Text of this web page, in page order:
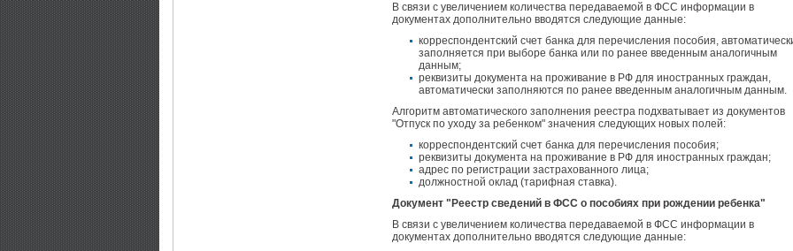
В связи с увеличением количества передаваемой в ФСС информации в
документах дополнительно вводятся следующие данные:
корреспондентский счет банка для перечисления пособия,
заполняется при выборе банка или по ранее введенным аналогичным
данным;
реквизиты документа на проживание в РФ для иностранных граждан,
автоматически заполняются по ранее введенным аналогичным данным.
Алгоритм автоматического заполнения реестра подхватывает из документов
"Отпуск по уходу за ребенком" значения следующих новых полей:
корреспондентский счет банка для перечисления пособия;
реквизиты документа на проживание в РФ для иностранных граждан;
адрес по регистрации застрахованного лица;
должностной оклад (тарифная ставка).
Документ "Реестр сведений в ФСС о пособиях при рождении ребенка"
В связи с увеличением количества передаваемой в ФСС информации в
документах дополнительно вводятся следующие данные: